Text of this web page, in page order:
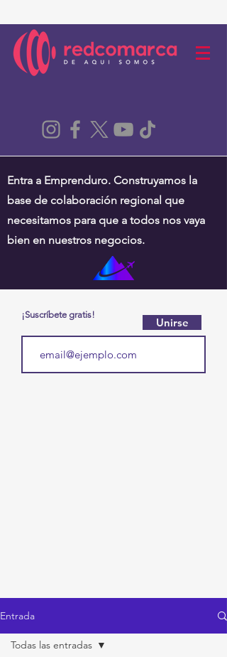
Entra a Emprenduro. Construyamos la
base de colaboración regional que
necesitamos para que a todos nos vaya
bien en nuestros negocios.
¡Suscríbete gratis!
Unirse
Entrada
Todas las entradas